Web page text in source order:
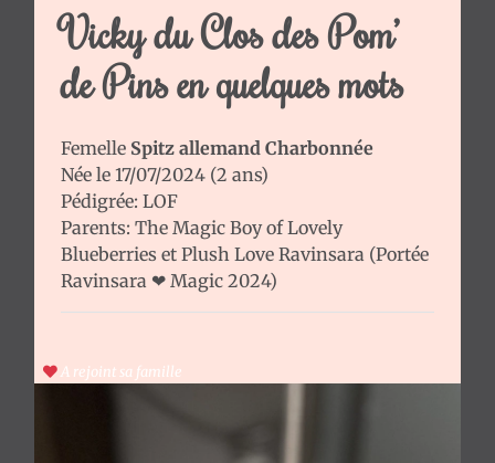
Garçons
Chiots
disponibles
adoptés
Certifications
d'élevage
Expositions
Nous
suivre
Vicky du Clos des Pom’
de Pins en quelques mots
Femelle Spitz allemand Charbonnée
Née le 17/07/2024 (2 ans)
Pédigrée: LOF
Parents: The Magic Boy of Lovely
Blueberries et Plush Love Ravinsara (Portée
Ravinsara ❤ Magic 2024)
A rejoint sa famille